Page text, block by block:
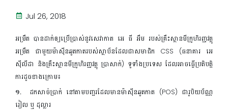
Jul 26, 2018
អម្រឹត បានដាក់ឲ្យប្រើប្រាស់នូវសេវាកាត អេ ធី អឹម របស់គ្រឹះស្ថានមីក្រូហិរញ្ញវត្ថុ
អម្រឹត ជាមួយម៉ាស៊ីនឆូតកាតរបស់ស្ថាប័នដែលជាសមាជិក CSS (ធនាគារ អេ
ស៊ីលីដា និងគ្រឹះស្ថានមីក្រូហិរញ្ញវត្ថុ ប្រាសាក់) ទូទាំងប្រទេស ដែលអាចធ្វើប្រតិបត្តិ
ការដូចខាងក្រោម៖
១. ដកសាច់ប្រាក់ នៅតាមបញ្ជរដែលមានម៉ាស៊ីនឆូតកាត (POS) ជារូបិយប័ណ្ណ
រៀល ឬ ដុល្លារ